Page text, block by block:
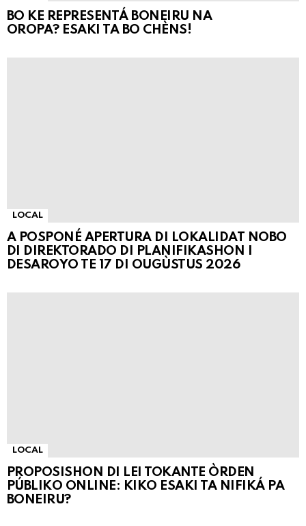
BO KE REPRESENTÁ BONEIRU NA
OROPA? ESAKI TA BO CHÈNS!
LOCAL
A POSPONÉ APERTURA DI LOKALIDAT NOBO
DI DIREKTORADO DI PLANIFIKASHON I
DESAROYO TE 17 DI OUGÙSTUS 2026
LOCAL
PROPOSISHON DI LEI TOKANTE ÒRDEN
PÚBLIKO ONLINE: KIKO ESAKI TA NIFIKÁ PA
BONEIRU?